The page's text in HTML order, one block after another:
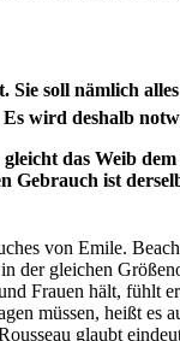
Sie soll nämlich
wird deshalb
das Weib
Gebrauch ist
von Emile.
der gleichen
Frauen hält, fühlt
müssen, heißt
glaubt